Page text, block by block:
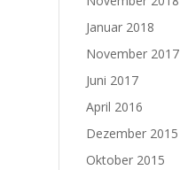
Januar 2018
November 2017
Juni 2017
April 2016
Dezember 2015
Oktober 2015